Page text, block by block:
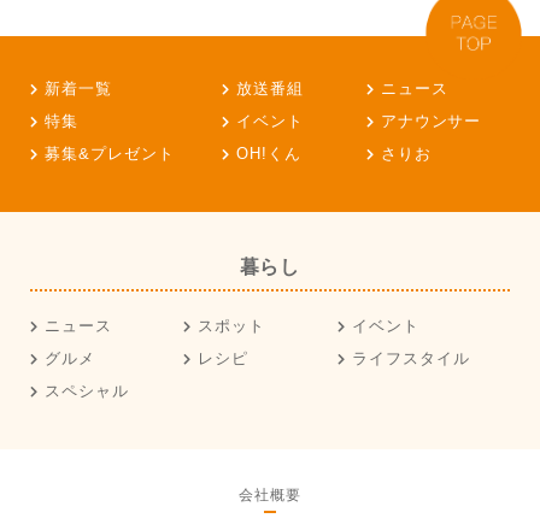
新着一覧 放送番組
ニュース
特集
イベント
アナウンサー
募集&プレゼント
OH!くん さりお
暮らし
ニュース スポット
イベント
グルメ
レシピ
ライフスタイル
スペシャル
会社概要